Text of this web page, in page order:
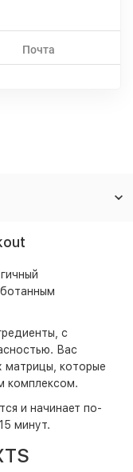
Почта
с
Вас
матрицы, которые
комплексом.
и начинает по-
минут.